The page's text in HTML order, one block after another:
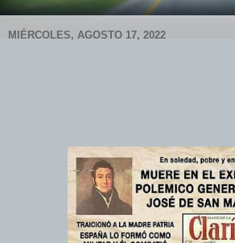
MIÉRCOLES, AGOSTO 17, 2022